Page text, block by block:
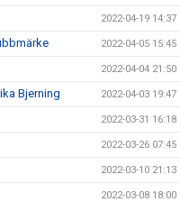
2022-04-19 14:37
2022-04-05 15:45
2022-04-04 21:50
Bjerning 2022-04-03 19:47
2022-03-31 16:18
2022-03-26 07:45
2022-03-10 21:13
2022-03-08 18:00